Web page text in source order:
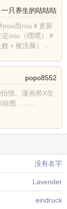
一只养生的咕咕咕
rou而rou＃更新
ooc（嘿嘿）＃
＋被洗脑），
popo8552
情。漫画师X生
图 .........
没有名字
Lavender
eindruck